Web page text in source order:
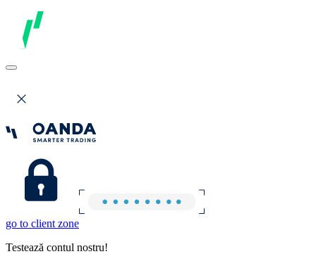
go to client zone
Testează contul nostru!